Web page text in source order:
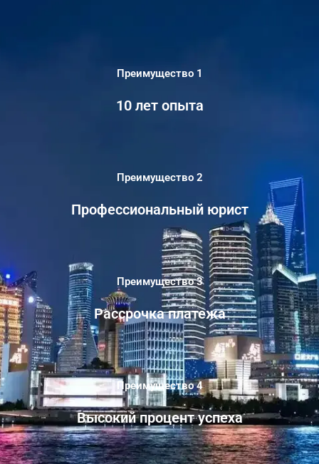
Преимущество 1
10 лет опыта
Преимущество 2
Профессиональный юрист
Преимущество 3
Рассрочка платежа
Преимущество 4
Высокий процент успеха